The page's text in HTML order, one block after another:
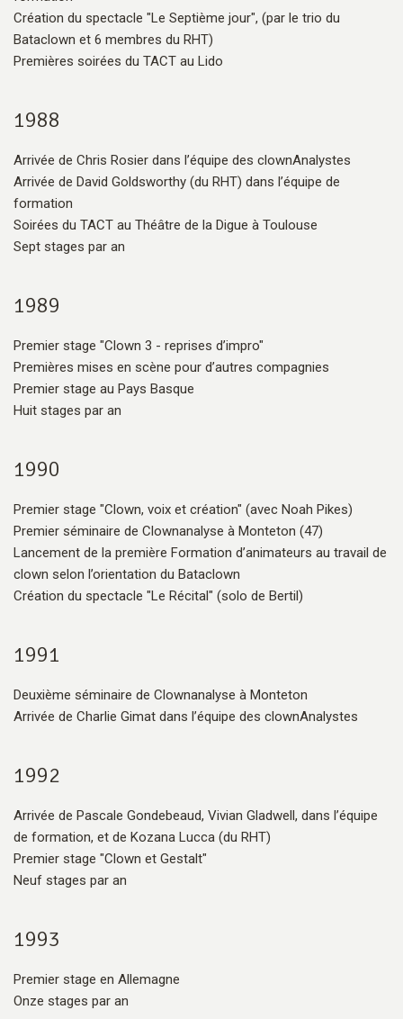
Création du spectacle "Le Septième jour", (par le trio du
Bataclown et 6 membres du RHT)
Premières soirées du TACT au Lido
1988
Arrivée de Chris Rosier dans l’équipe des clownAnalystes
Arrivée de David Goldsworthy (du RHT) dans l’équipe de
formation
Soirées du TACT au Théâtre de la Digue à Toulouse
Sept stages par an
1989
Premier stage "Clown 3 - reprises d’impro"
Premières mises en scène pour d’autres compagnies
Premier stage au Pays Basque
Huit stages par an
1990
Premier stage "Clown, voix et création" (avec Noah Pikes)
Premier séminaire de Clownanalyse à Monteton (47)
Lancement de la première Formation d’animateurs au travail de
clown selon l’orientation du Bataclown
Création du spectacle "Le Récital" (solo de Bertil)
1991
Deuxième séminaire de Clownanalyse à Monteton
Arrivée de Charlie Gimat dans l’équipe des clownAnalystes
1992
Arrivée de Pascale Gondebeaud, Vivian Gladwell, dans l’équipe
de formation, et de Kozana Lucca (du RHT)
Premier stage "Clown et Gestalt"
Neuf stages par an
1993
Premier stage en Allemagne
Onze stages par an